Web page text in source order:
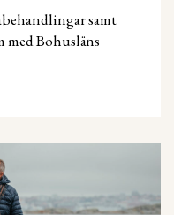
samt
med Bohusläns